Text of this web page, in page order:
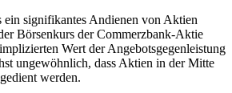
ein signifikantes Andienen von Aktien
Börsenkurs der Commerzbank-Aktie
Wert der Angebotsgegenleistung
ungewöhnlich, dass Aktien in der Mitte
werden.